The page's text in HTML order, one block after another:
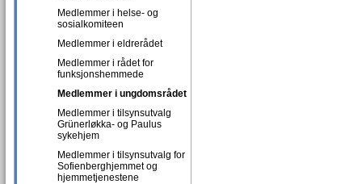
Medlemmer i helse- og
sosialkomiteen
Medlemmer i eldrerådet
Medlemmer i rådet for
funksjonshemmede
Medlemmer i ungdomsrådet
Medlemmer i tilsynsutvalg
Grünerløkka- og Paulus
sykehjem
Medlemmer i tilsynsutvalg for
Sofienberghjemmet og
hjemmetjenestene